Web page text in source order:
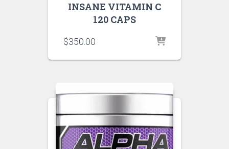
INSANE VITAMIN C
120 CAPS
$350.00